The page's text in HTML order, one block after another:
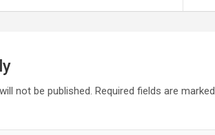
not be published. Required fields are marked